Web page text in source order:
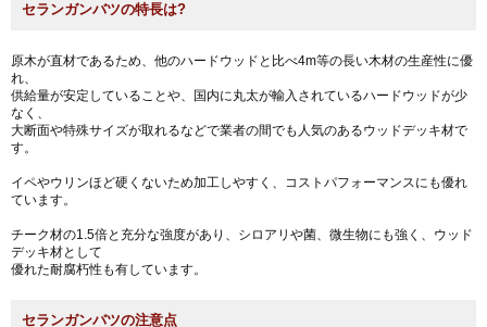
セランガンバツの特長は?
原木が直材であるため、他のハードウッドと比べ4m等の長い木材の生産性に優
れ、
供給量が安定していることや、国内に丸太が輸入されているハードウッドが少
なく、
大断面や特殊サイズが取れるなどで業者の間でも人気のあるウッドデッキ材で
す。
イペやウリンほど硬くないため加工しやすく、コストパフォーマンスにも優れ
ています。
チーク材の1.5倍と充分な強度があり、シロアリや菌、微生物にも強く、ウッド
デッキ材として
優れた耐腐朽性も有しています。
セランガンバツの注意点